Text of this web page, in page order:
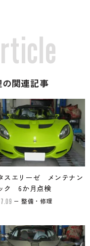
rticle
関連記事
スエリーゼ メンテナン
ク 6か月点検
整備・修理